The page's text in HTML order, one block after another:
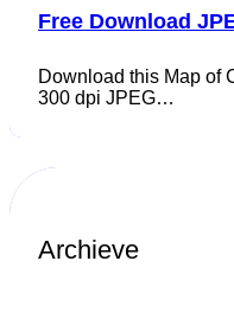
Free Download
Download this Map of
300 dpi JPEG…
Archieve